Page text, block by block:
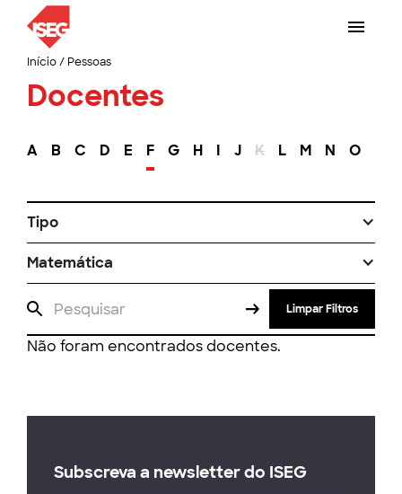
Início/ Pessoas
Docentes
A B C D E F G H I J K L M N O
Tipo
Matemática
Limpar Filtros
Não foram encontrados docentes.
Subscreva a newsletter do ISEG